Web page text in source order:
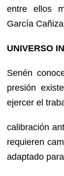
entre ellos
García
UNIVERSO
Senén
presión
ejercer el
calibración
requieren
adaptado